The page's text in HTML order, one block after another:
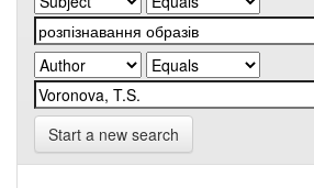
Start a new search